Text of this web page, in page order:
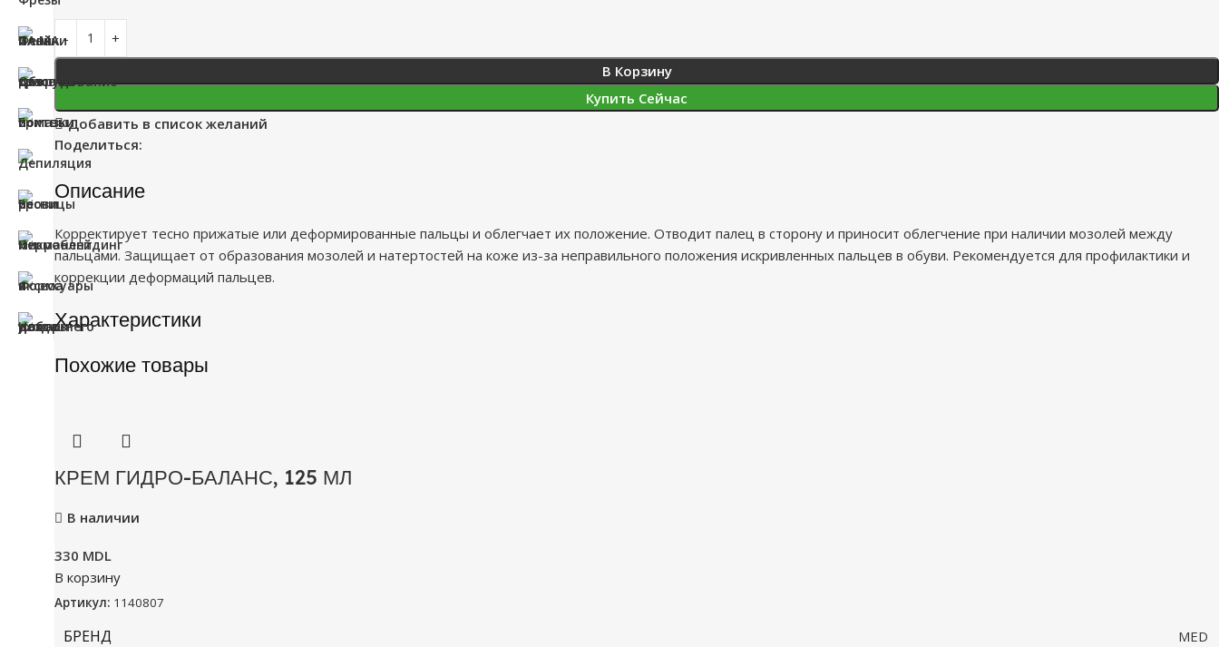
В Корзину
Купить Сейчас
Добавить в список желаний
Поделиться:
Описание
Корректирует тесно прижатые или деформированные пальцы и облегчает их положение. Отводит палец в сторону и приносит облегчение при наличии мозолей между
пальцами. Защищает от образования мозолей и натертостей на коже из-за неправильного положения искривленных пальцев в обуви. Рекомендуется для профилактики и
коррекции деформаций пальцев.
Характеристики
Похожие товары
КРЕМ ГИДРО-БАЛАНС, 125 МЛ
В наличии
330 MDL
В корзину
Артикул: 1140807
БРЕНД MED